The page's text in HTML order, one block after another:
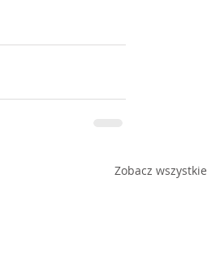
Zobacz wszystkie